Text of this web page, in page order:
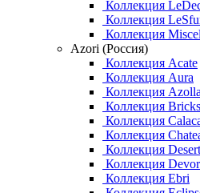
Коллекция
Коллекция
Коллекция
Azori (Россия)
Коллекция Acate
Коллекция Aura
Коллекция Azolla
Коллекция Bricks
Коллекция
Коллекция
Коллекция Desert
Коллекция
Коллекция Ebri